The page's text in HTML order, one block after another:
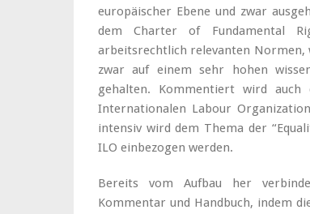
europäischer Ebene und zwar
dem Charter of Fundamental
arbeitsrechtlich relevanten Normen,
zwar auf einem sehr hohen
gehalten. Kommentiert wird auch
Internationalen Labour
intensiv wird dem Thema der
ILO einbezogen werden.
Bereits vom Aufbau her
Kommentar und Handbuch, indem